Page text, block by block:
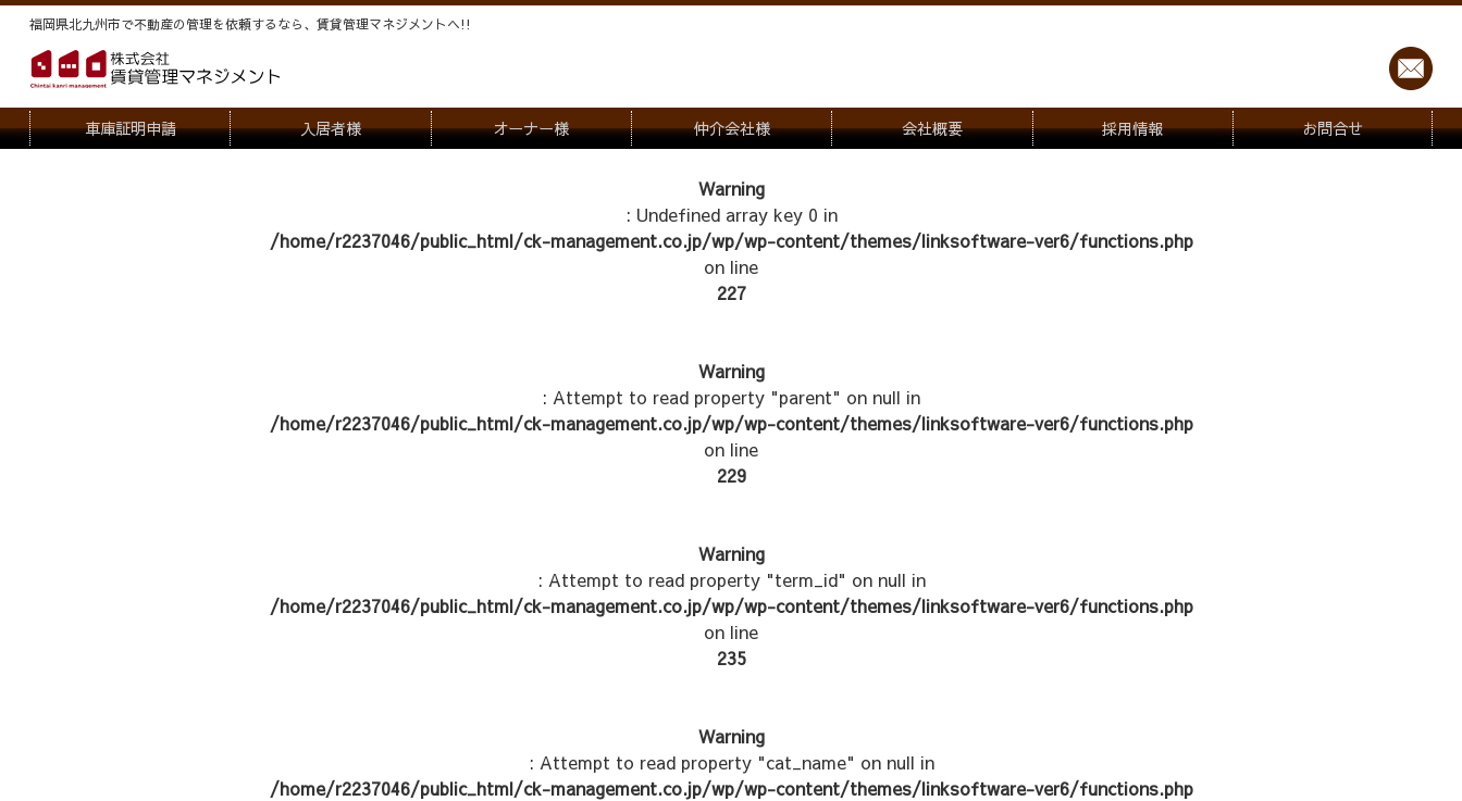
福岡県北九州市で不動産の管理を依頼するなら、賃貸管理マネジメントヘ!!
車庫証明申請 入居者様 オーナー様 仲介会社様
物件写真
管理物件紹介
会社概要 採用情報 お問合せ
Warning
: Undefined array key 0 in
/home/r2237046/public_html/ck-management.co.jp/wp/wp-content/themes/linksoftware-ver6/functions.php
on line
227
Warning
: Attempt to read property "parent" on null in
/home/r2237046/public_html/ck-management.co.jp/wp/wp-content/themes/linksoftware-ver6/functions.php
on line
229
Warning
: Attempt to read property "term_id" on null in
/home/r2237046/public_html/ck-management.co.jp/wp/wp-content/themes/linksoftware-ver6/functions.php
on line
235
Warning
: Attempt to read property "cat_name" on null in
/home/r2237046/public_html/ck-management.co.jp/wp/wp-content/themes/linksoftware-ver6/functions.php